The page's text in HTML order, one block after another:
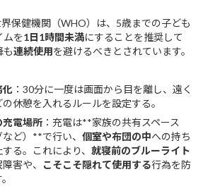
界保健機関（WHO）は、5歳までの子ども
ムを1日1時間未満にすることを推奨して
も連続使用を避けるべきとされています。
化 ：30分に一度は画面から目を離し、遠く
休憩を入れるルールを設定する。
充電場所 ：充電は**家族の共有スペース
など）**で行い、 個室や布団の中への持ち
る。これにより、 就寝前のブルーライト
害や、
こそこそ隠れて使用する行為を防